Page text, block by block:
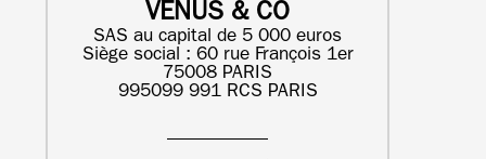
VENUS & CO
SAS au capital de 5 000 euros
Siège social : 60 rue François 1er
75008 PARIS
995099 991 RCS PARIS